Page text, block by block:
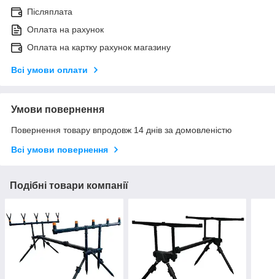
Післяплата
Оплата на рахунок
Оплата на картку рахунок магазину
Всі умови оплати
Умови повернення
Повернення товару впродовж 14 днів за домовленістю
Всі умови повернення
Подібні товари компанії